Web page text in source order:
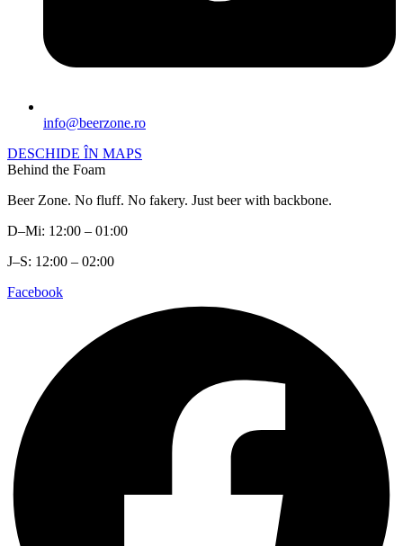
info@beerzone.ro
DESCHIDE ÎN MAPS
Behind the Foam
Beer Zone. No fluff. No fakery. Just beer with backbone.
D–Mi: 12:00 – 01:00
J–S: 12:00 – 02:00
Facebook